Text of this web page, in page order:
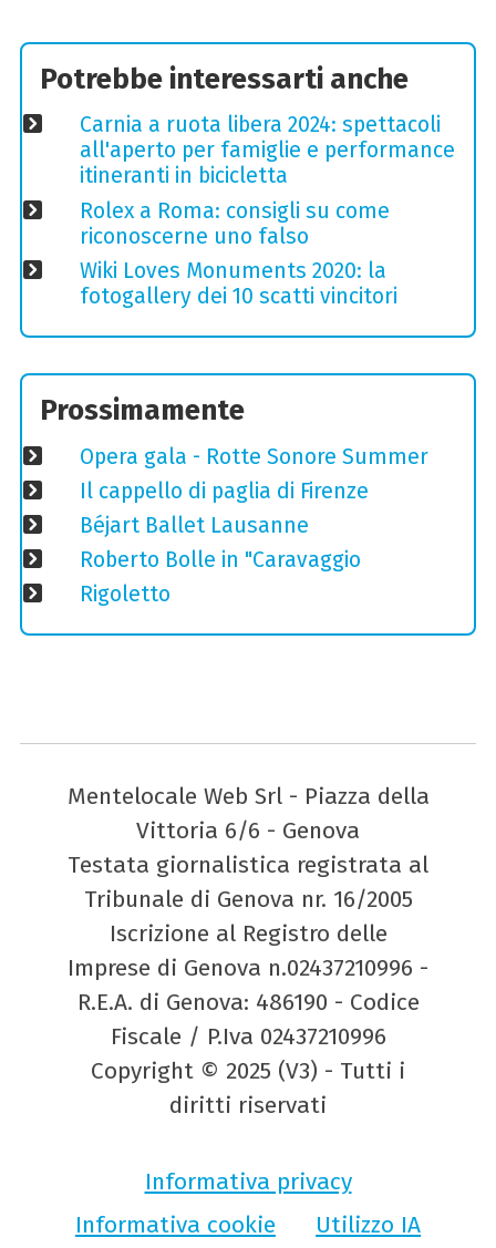
Potrebbe interessarti anche
Carnia a ruota libera 2024: spettacoli
all'aperto per famiglie e performance
itineranti in bicicletta
Rolex a Roma: consigli su come
riconoscerne uno falso
Wiki Loves Monuments 2020: la
fotogallery dei 10 scatti vincitori
Prossimamente
Opera gala - Rotte Sonore Summer
Il cappello di paglia di Firenze
Béjart Ballet Lausanne
Roberto Bolle in "Caravaggio
Rigoletto
Mentelocale Web Srl - Piazza della
Vittoria 6/6 - Genova
Testata giornalistica registrata al
Tribunale di Genova nr. 16/2005
Iscrizione al Registro delle
Imprese di Genova n.02437210996 -
R.E.A. di Genova: 486190 - Codice
Fiscale / P.Iva 02437210996
Copyright © 2025 (V3) - Tutti i
diritti riservati
Informativa privacy
Informativa cookie
Utilizzo IA